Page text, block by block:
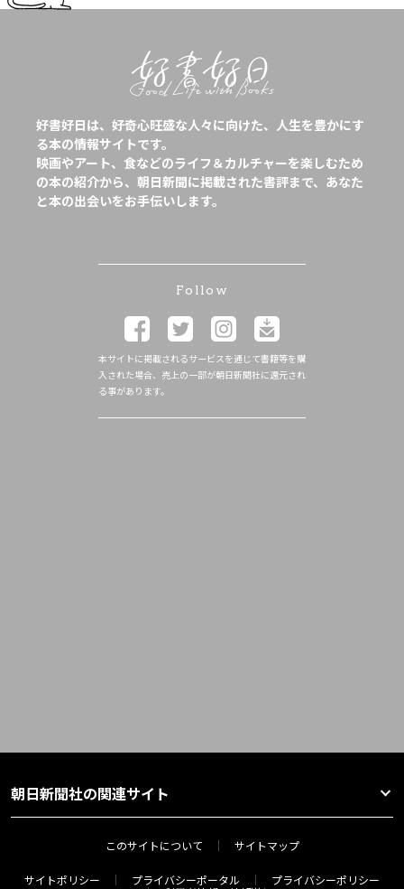
好書好日は、好奇心旺盛な人々に向けた、人生を豊かにす
る本の情報サイトです。
映画やアート、食などのライフ＆カルチャーを楽しむため
の本の紹介から、朝日新聞に掲載された書評まで、あなた
と本の出会いをお手伝いします。
Follow
本サイトに掲載されるサービスを通じて書籍等を購
入された場合、売上の一部が朝日新聞社に還元され
る事があります。
朝日新聞社の関連サイト
このサイトについて サイトマップ
サイトポリシー プライバシーポータル
プライバシーポリシー